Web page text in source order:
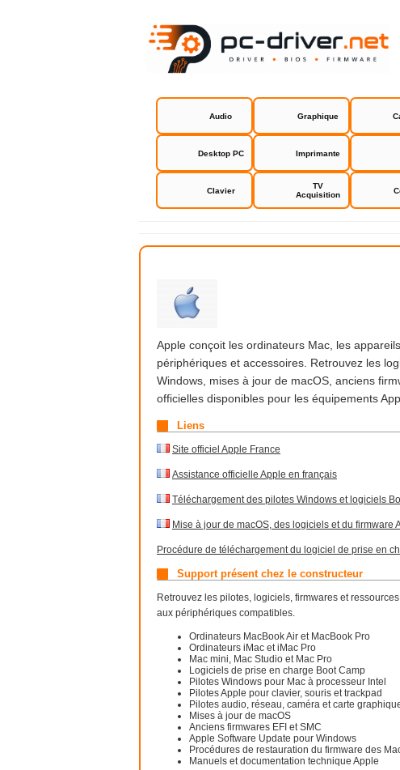
Audio Graphique
Desktop PC Imprimante
Clavier
TV
Acquisition
Apple
Apple conçoit les ordinateurs Mac, les
périphériques et accessoires. Retrouvez les
Windows, mises à jour de macOS, anciens
officielles disponibles pour les équipements
Liens
Site officiel Apple France
Assistance officielle Apple en français
Téléchargement des pilotes Windows et logiciels
Mise à jour de macOS, des logiciels et du firmware
Procédure de téléchargement du logiciel de prise en
Support présent chez le constructeur
Retrouvez les pilotes, logiciels, firmwares et
aux périphériques compatibles.
Ordinateurs MacBook Air et MacBook Pro
Ordinateurs iMac et iMac Pro
Mac mini, Mac Studio et Mac Pro
Logiciels de prise en charge Boot Camp
Pilotes Windows pour Mac à processeur Intel
Pilotes Apple pour clavier, souris et trackpad
Pilotes audio, réseau, caméra et carte
Mises à jour de macOS
Anciens firmwares EFI et SMC
Apple Software Update pour Windows
Procédures de restauration du firmware des
Manuels et documentation technique Apple